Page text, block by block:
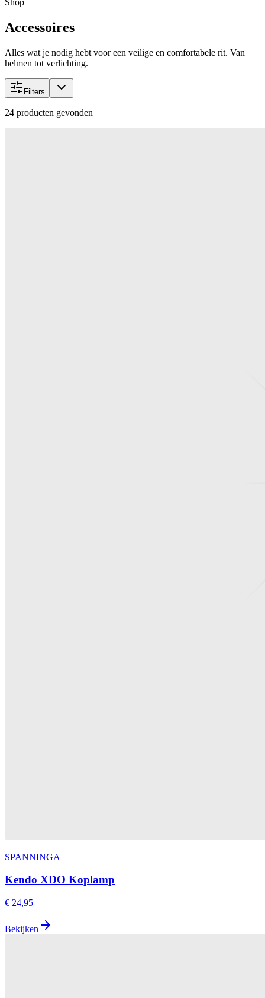
Accessoires
Alles wat je nodig hebt voor een veilige en comfortabele rit. Van
helmen tot verlichting.
Filters
24 producten gevonden
SPANNINGA
Kendo XDO Koplamp
€ 24,95
Bekijken